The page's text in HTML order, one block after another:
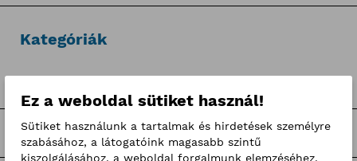
Kategóriák
Sajtóközlemények
Ez a weboldal sütiket használ!
Sütiket használunk a tartalmak és hirdetések személyre
szabásához, a látogatóink magasabb szintű
kiszolgálásához, a weboldal forgalmunk elemzéséhez,